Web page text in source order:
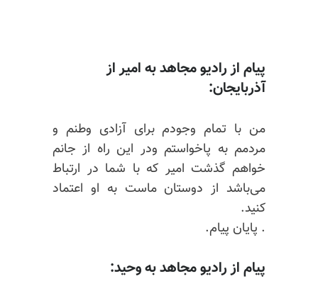
پیام از رادیو مجاهد به امیر از
آذربایجان:
من با تمام وجودم برای آزادی وطنم و
مردمم به‌ پاخواستم ودر این راه از جانم
خواهم گذشت امیر که با شما در ارتباط
می‌باشد از دوستان ماست به او اعتماد
کنید.
. پایان پیام.
پیام از رادیو مجاهد به وحید: